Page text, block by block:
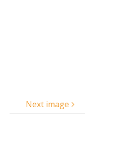
Next image